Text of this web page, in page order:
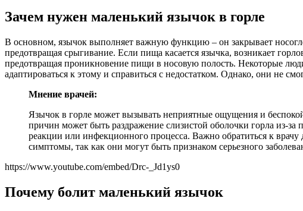
Зачем нужен маленький язычок в горле
В основном, язычок выполняет важную функцию – он закрывает
предотвращая срыгивание. Если пища касается язычка, возникает
предотвращая проникновение пищи в носовую полость. Некоторые
адаптироваться к этому и справиться с недостатком. Однако, они не
Мнение врачей:
Язычок в горле может вызывать неприятные ощущения и
причин может быть раздражение слизистой оболочки горла из-
реакции или инфекционного процесса. Важно обратиться к
симптомы, так как они могут быть признаком серьезного
https://www.youtube.com/embed/Drc-_Jd1ys0
Почему болит маленький язычок